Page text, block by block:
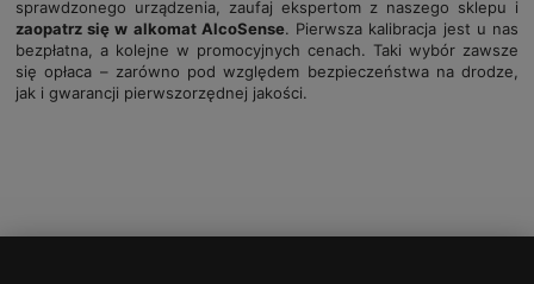
sprawdzonego urządzenia, zaufaj ekspertom z naszego sklepu i
zaopatrz się w alkomat AlcoSense. Pierwsza kalibracja jest u nas
bezpłatna, a kolejne w promocyjnych cenach. Taki wybór zawsze
się opłaca – zarówno pod względem bezpieczeństwa na drodze,
jak i gwarancji pierwszorzędnej jakości.